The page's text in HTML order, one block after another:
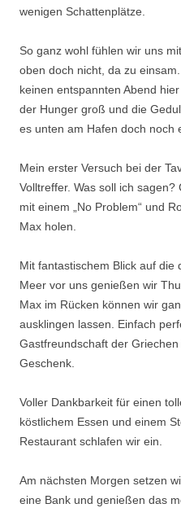
wenigen Schattenplätze.
So ganz wohl fühlen wir uns
oben doch nicht, da zu
keinen entspannten Abend
der Hunger groß und die
es unten am Hafen doch noch
Mein erster Versuch bei der
Volltreffer. Was soll ich
mit einem „No Problem“ und
Max holen.
Mit fantastischem Blick auf die
Meer vor uns genießen wir
Max im Rücken können wir
ausklingen lassen. Einfach
Gastfreundschaft der
Geschenk.
Voller Dankbarkeit für einen
köstlichem Essen und einem
Restaurant schlafen wir ein.
Am nächsten Morgen setzen
eine Bank und genießen das